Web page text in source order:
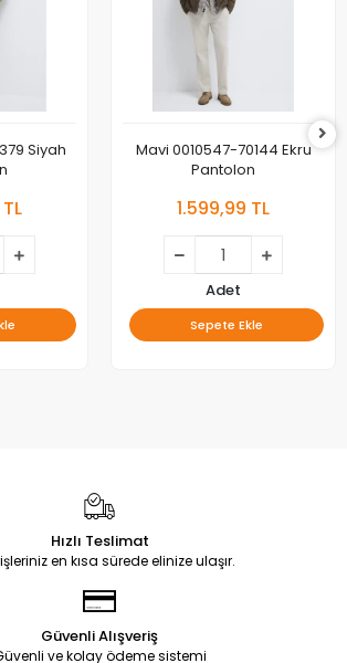
Siyah
Mavi 0010547-70144 Ekru
Pantolon
1.599,99 TL
Adet
Sepete Ekle
Hızlı Teslimat
en kısa sürede elinize ulaşır.
Güvenli Alışveriş
ve kolay ödeme sistemi